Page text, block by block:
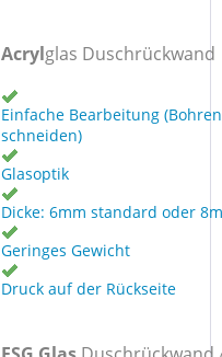
Acrylglas Duschrückwand
Einfache Bearbeitung
schneiden)
Glasoptik
Dicke: 6mm standard oder
Geringes Gewicht
Druck auf der Rückseite